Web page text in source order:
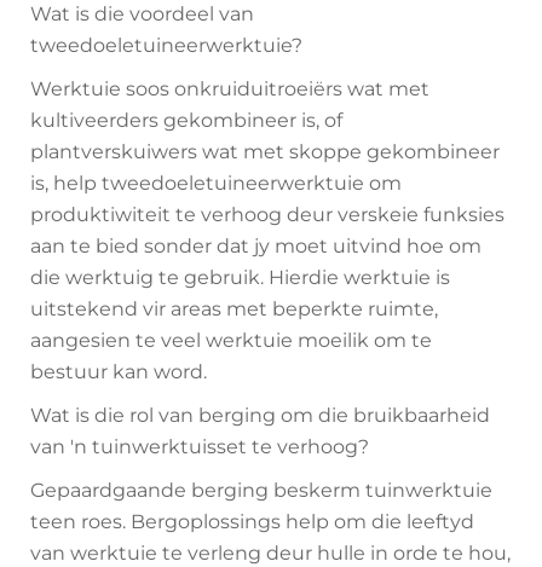
Wat is die voordeel van
tweedoeletuineerwerktuie?
Werktuie soos onkruiduitroeiërs wat met
kultiveerders gekombineer is, of
plantverskuiwers wat met skoppe gekombineer
is, help tweedoeletuineerwerktuie om
produktiwiteit te verhoog deur verskeie funksies
aan te bied sonder dat jy moet uitvind hoe om
die werktuig te gebruik. Hierdie werktuie is
uitstekend vir areas met beperkte ruimte,
aangesien te veel werktuie moeilik om te
bestuur kan word.
Wat is die rol van berging om die bruikbaarheid
van 'n tuinwerktuisset te verhoog?
Gepaardgaande berging beskerm tuinwerktuie
teen roes. Bergoplossings help om die leeftyd
van werktuie te verleng deur hulle in orde te hou,